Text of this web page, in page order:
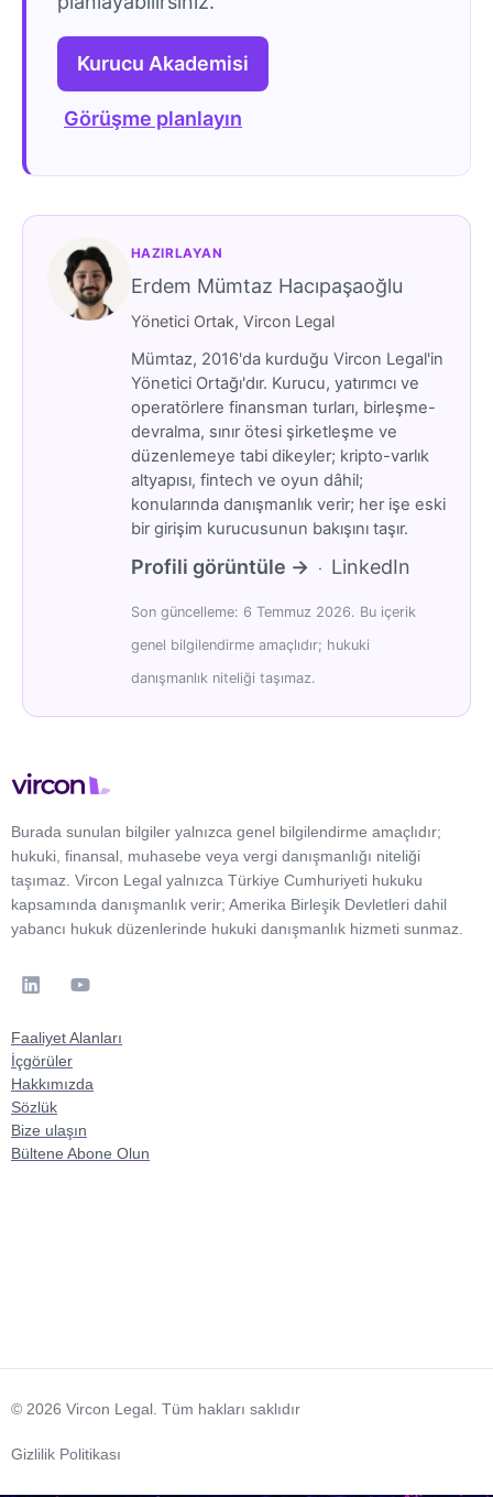
Kurucu Akademisi
Görüşme planlayın
HAZIRLAYAN
Erdem Mümtaz Hacıpaşaoğlu
Yönetici Ortak, Vircon Legal
Mümtaz, 2016'da kurduğu Vircon Legal'in
Yönetici Ortağı'dır. Kurucu, yatırımcı ve
operatörlere finansman turları, birleşme-
devralma, sınır ötesi şirketleşme ve
düzenlemeye tabi dikeyler; kripto-varlık
altyapısı, fintech ve oyun dâhil;
konularında danışmanlık verir; her işe eski
bir girişim kurucusunun bakışını taşır.
Profili görüntüle → · LinkedIn
Son güncelleme: 6 Temmuz 2026. Bu içerik
genel bilgilendirme amaçlıdır; hukuki
danışmanlık niteliği taşımaz.
Burada sunulan bilgiler yalnızca genel bilgilendirme amaçlıdır;
hukuki, finansal, muhasebe veya vergi danışmanlığı niteliği
taşımaz. Vircon Legal yalnızca Türkiye Cumhuriyeti hukuku
kapsamında danışmanlık verir; Amerika Birleşik Devletleri dahil
yabancı hukuk düzenlerinde hukuki danışmanlık hizmeti sunmaz.
Faaliyet Alanları
İçgörüler
Hakkımızda
Sözlük
Bize ulaşın
Bültene Abone Olun
© 2026 Vircon Legal. Tüm hakları saklıdır
Gizlilik Politikası